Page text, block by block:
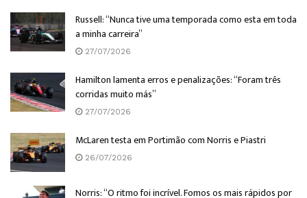
Russell: “Nunca tive uma temporada como esta em toda
a minha carreira”
27/07/2026
Hamilton lamenta erros e penalizações: “Foram três
corridas muito más”
27/07/2026
McLaren testa em Portimão com Norris e Piastri
26/07/2026
Norris: “O ritmo foi incrível. Fomos os mais rápidos por